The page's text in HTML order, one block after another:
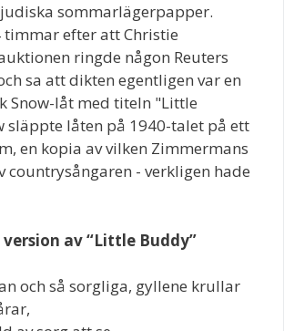
sommarlägerpapper.
timmar efter att Christie
ringde någon Reuters
sa att dikten egentligen var en
Snow-låt med titeln "Little
släppte låten på 1940-talet på ett
en kopia av vilken Zimmermans
countrysångaren - verkligen hade
version av “Little Buddy”
och så sorgliga, gyllene krullar